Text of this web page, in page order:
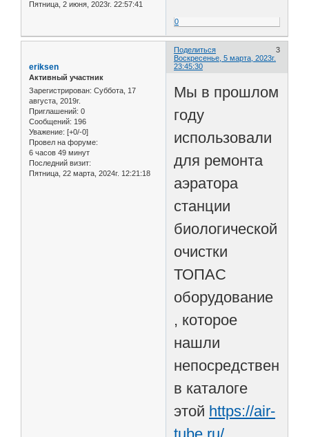
Пятница, 2 июня, 2023г. 22:57:41
0
Поделиться
3
Воскресенье, 5 марта, 2023г.
23:45:30
eriksen
Активный участник
Зарегистрирован: Суббота, 17
августа, 2019г.
Приглашений: 0
Сообщений: 196
Уважение: [+0/-0]
Провел на форуме:
6 часов 49 минут
Последний визит:
Пятница, 22 марта, 2024г. 12:21:18
Мы в прошлом
году
использовали
для ремонта
аэратора
станции
биологической
очистки
ТОПАС
оборудование
, которое
нашли
непосредственно
в каталоге
этой https://air-